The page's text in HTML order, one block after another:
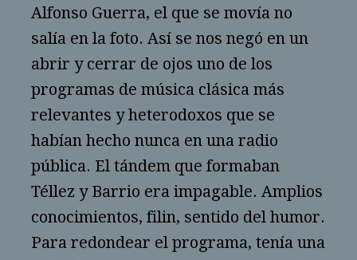
Alfonso Guerra, el que se movía no
salía en la foto. Así se nos negó en un
abrir y cerrar de ojos uno de los
programas de música clásica más
relevantes y heterodoxos que se
habían hecho nunca en una radio
pública. El tándem que formaban
Téllez y Barrio era impagable. Amplios
conocimientos, filin, sentido del humor.
Para redondear el programa, tenía una